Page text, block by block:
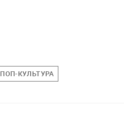
ПОП-КУЛЬТУРА